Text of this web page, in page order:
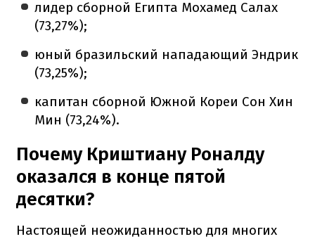
лидер сборной Египта Мохамед Салах
(73,27%);
юный бразильский нападающий Эндрик
(73,25%);
капитан сборной Южной Кореи Сон Хин
Мин (73,24%).
Почему Криштиану Роналду
оказался в конце пятой
десятки?
Настоящей неожиданностью для многих